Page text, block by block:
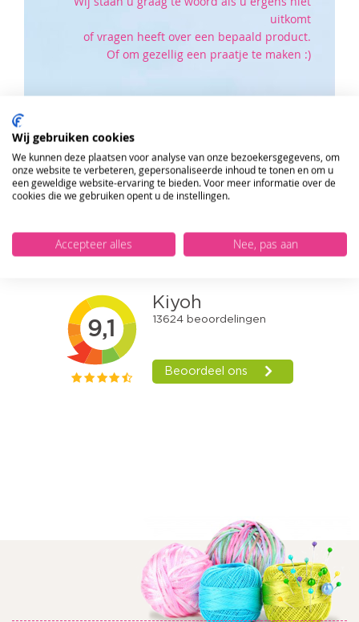
uitkomt
of vragen heeft over een bepaald product.
Of om gezellig een praatje te maken :)
ONTVANG DE NIEUWSBRIEF EN KRIJG
10%KORTING OP JE EERSTE ONLINE
BESTELLING!
VERSTUUR
Wij gebruiken cookies
We kunnen deze plaatsen voor analyse van onze bezoekersgegevens, om
onze website te verbeteren, gepersonaliseerde inhoud te tonen en om u
een geweldige website-ervaring te bieden. Voor meer informatie over de
cookies die we gebruiken opent u de instellingen.
Accepteer alles Nee, pas aan